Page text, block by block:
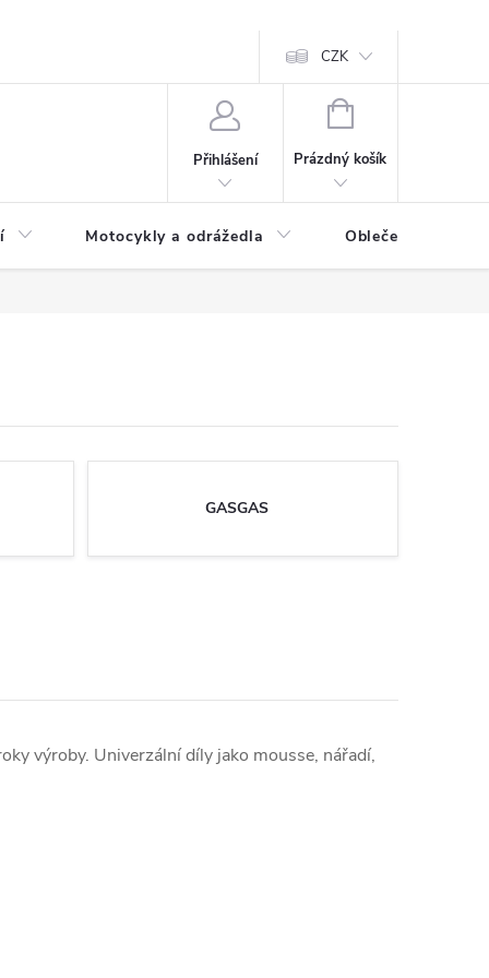
CZK
Přihlášení
NÁKUPNÍ
Prázdný košík
Motocykly a odrážedla Oblečení a
GASGAS
výroby. Univerzální díly jako mousse, nářadí,